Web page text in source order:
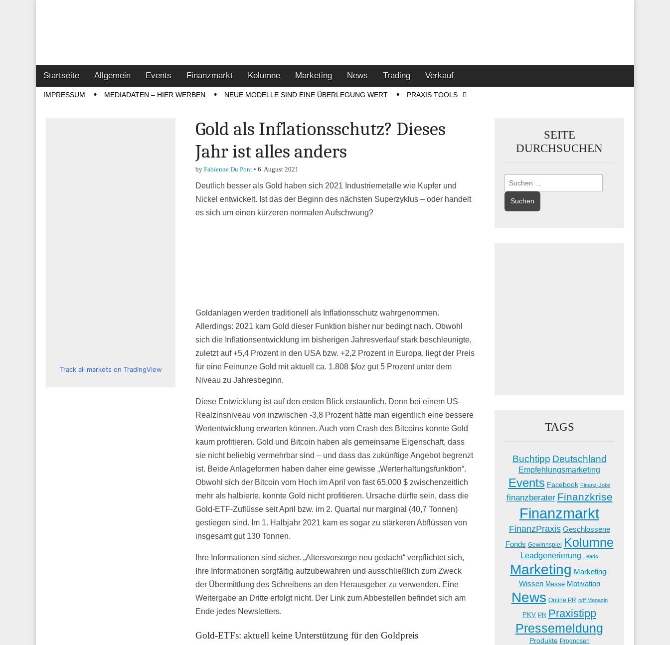
Main
menu
Skip
to
content
Startseite Allgemein Events Finanzmarkt Kolumne Marketing News Trading Verkauf
SubIMPRESSUM MEDIADATEN – HIER WERBEN NEUE MODELLE SIND EINE ÜBERLEGUNG WERT PRAXIS TOOLS
Gold als Inflationsschutz? Dieses
Jahr ist alles anders
by Fabienne Du Pont • 6. August 2021
Deutlich besser als Gold haben sich 2021 Industriemetalle wie Kupfer und
Nickel entwickelt. Ist das der Beginn des nächsten Superzyklus – oder handelt
es sich um einen kürzeren normalen Aufschwung?
Goldanlagen werden traditionell als Inflationsschutz wahrgenommen.
Allerdings: 2021 kam Gold dieser Funktion bisher nur bedingt nach. Obwohl
sich die Inflationsentwicklung im bisherigen Jahresverlauf stark beschleunigte,
zuletzt auf +5,4 Prozent in den USA bzw. +2,2 Prozent in Europa, liegt der Preis
für eine Feinunze Gold mit aktuell ca. 1.808 $/oz gut 5 Prozent unter dem
Niveau zu Jahresbeginn.
Diese Entwicklung ist auf den ersten Blick erstaunlich. Denn bei einem US-
Realzinsniveau von inzwischen -3,8 Prozent hätte man eigentlich eine bessere
Wertentwicklung erwarten können. Auch vom Crash des Bitcoins konnte Gold
kaum profitieren. Gold und Bitcoin haben als gemeinsame Eigenschaft, dass
sie nicht beliebig vermehrbar sind – und dass das zukünftige Angebot begrenzt
ist. Beide Anlageformen haben daher eine gewisse „Werterhaltungsfunktion“.
Obwohl sich der Bitcoin vom Hoch im April von fast 65.000 $ zwischenzeitlich
mehr als halbierte, konnte Gold nicht profitieren. Ursache dürfte sein, dass die
Gold-ETF-Zuflüsse seit April bzw. im 2. Quartal nur marginal (40,7 Tonnen)
gestiegen sind. Im 1. Halbjahr 2021 kam es sogar zu stärkeren Abflüssen von
insgesamt gut 130 Tonnen.
Ihre Informationen sind sicher. „Altersvorsorge neu gedacht“ verpflichtet sich,
Ihre Informationen sorgfältig aufzubewahren und ausschließlich zum Zweck
der Übermittlung des Schreibens an den Herausgeber zu verwenden. Eine
Weitergabe an Dritte erfolgt nicht. Der Link zum Abbestellen befindet sich am
Ende jedes Newsletters.
Gold-ETFs: aktuell keine Unterstützung für den Goldpreis
Track all markets on TradingView
SEITE
DURCHSUCHEN
Suchen
nach:
TAGS
Buchtipp Deutschland
Empfehlungsmarketing
Events Facebook Finanz-Jobs
finanzberater Finanzkrise
Finanzmarkt
FinanzPraxis Geschlossene
Fonds Gewinnspiel Kolumne
Leadgenerierung Leads
Marketing Marketing-
Wissen Messe Motivation
News Online PR pdf Magazin
PKV PR Praxistipp
Pressemeldung
Produkte Prognosen